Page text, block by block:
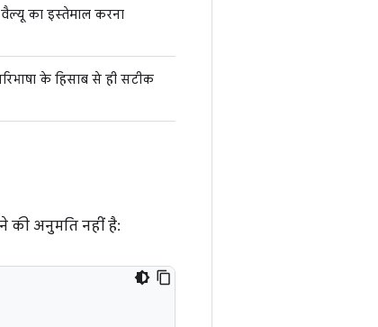
का इस्तेमाल करना
के हिसाब से ही सटीक
की अनुमति नहीं है: